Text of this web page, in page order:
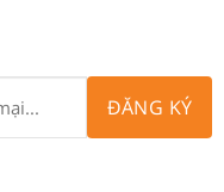
ĐĂNG KÝ